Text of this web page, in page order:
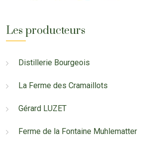
Les producteurs
Distillerie Bourgeois
La Ferme des Cramaillots
Gérard LUZET
Ferme de la Fontaine Muhlematter